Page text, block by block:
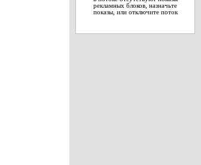
рекламных блоков, назначьте
показы, или отключите поток